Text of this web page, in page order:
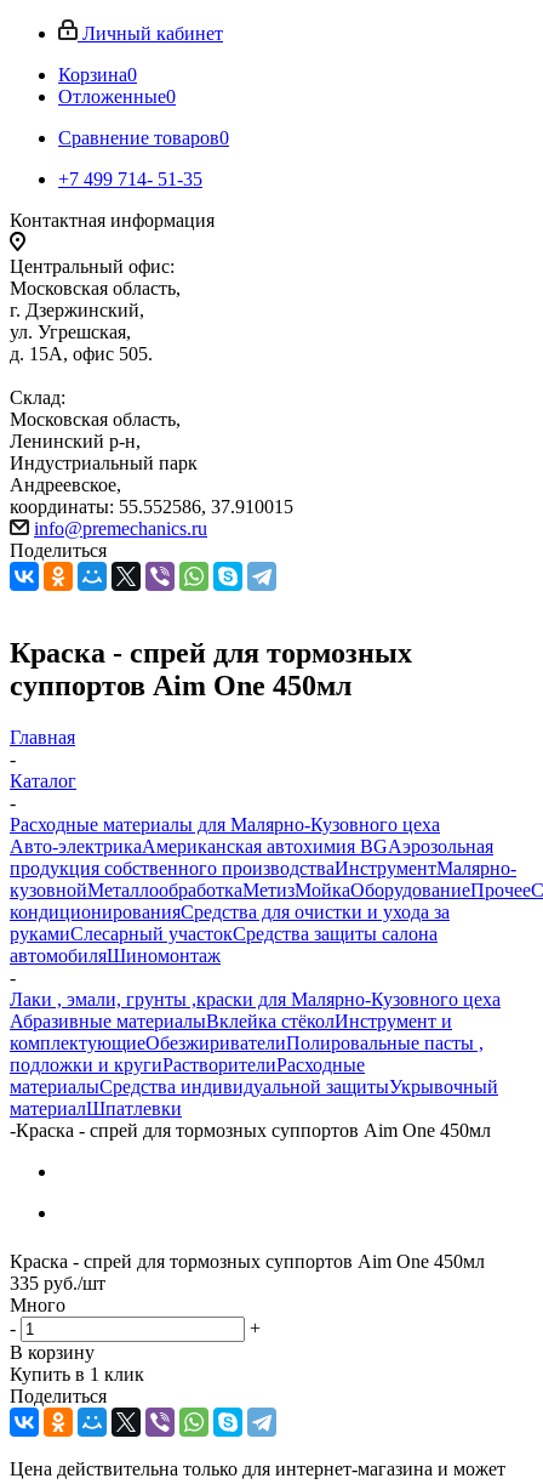
Личный кабинет
Корзина0
Отложенные0
Сравнение товаров0
+7 499 714- 51-35
Контактная информация
Центральный офис:
Московская область,
г. Дзержинский,
ул. Угрешская,
д. 15А, офис 505.
Склад:
Московская область,
Ленинский р-н,
Индустриальный парк
Андреевское,
координаты: 55.552586, 37.910015
info@premechanics.ru
Поделиться
Краска - спрей для тормозных
суппортов Aim One 450мл
Главная
-
Каталог
-
Расходные материалы для Малярно-Кузовного цеха
Авто-электрикаАмериканская автохимия BGАэрозольная
продукция собственного производстваИнструментМалярно-
кузовнойМеталлообработкаМетизМойкаОборудованиеПрочее
кондиционированияСредства для очистки и ухода за
рукамиСлесарный участокСредства защиты салона
автомобиляШиномонтаж
-
Лаки , эмали, грунты ,краски для Малярно-Кузовного цеха
Абразивные материалыВклейка стёколИнструмент и
комплектующиеОбезжиривателиПолировальные пасты ,
подложки и кругиРастворителиРасходные
материалыСредства индивидуальной защитыУкрывочный
материалШпатлевки
-Краска - спрей для тормозных суппортов Aim One 450мл
Краска - спрей для тормозных суппортов Aim One 450мл
335 руб./шт
Много
-
+
В корзину
Купить в 1 клик
Поделиться
Цена действительна только для интернет-магазина и может